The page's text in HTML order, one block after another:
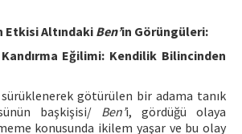
Etkisi Altındaki Ben’in Görüngüleri:
Eğilimi: Kendilik Bilincinden
götürülen bir adama tanık
başkişisi/ Ben’i, gördüğü olaya
konusunda ikilem yaşar ve bu olay